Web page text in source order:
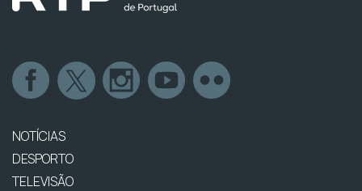
NOTÍCIAS
DESPORTO
TELEVISÃO